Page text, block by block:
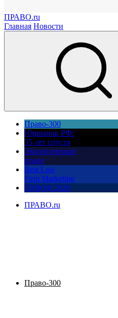
ПРАВО.ru
Главная Новости
Право-300
Юррынок РФ:
35 лет спустя
Экологическое
право
Best Law
Firm Marketing
ПМЮФ 2026
ПРАВО.ru
Право-300